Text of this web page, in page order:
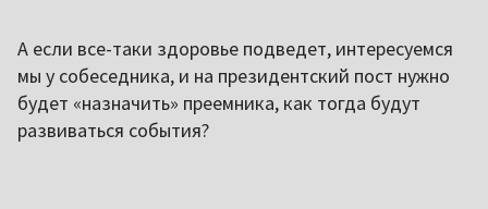
А если все-таки здоровье подведет, интересуемся
мы у собеседника, и на президентский пост нужно
будет «назначить» преемника, как тогда будут
развиваться события?